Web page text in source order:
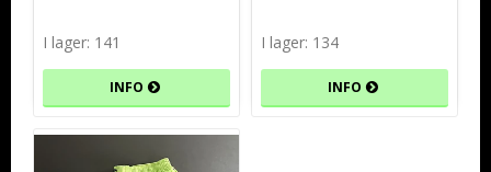
I lager: 141
INFO
I lager: 134
INFO